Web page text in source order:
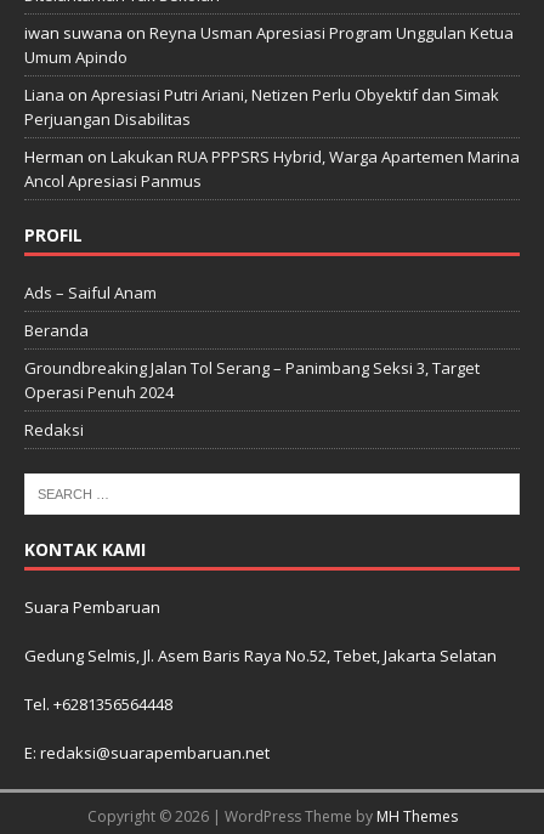
iwan suwana on Reyna Usman Apresiasi Program Unggulan Ketua
Umum Apindo
Liana on Apresiasi Putri Ariani, Netizen Perlu Obyektif dan Simak
Perjuangan Disabilitas
Herman on Lakukan RUA PPPSRS Hybrid, Warga Apartemen Marina
Ancol Apresiasi Panmus
PROFIL
Ads – Saiful Anam
Beranda
Groundbreaking Jalan Tol Serang – Panimbang Seksi 3, Target
Operasi Penuh 2024
Redaksi
KONTAK KAMI
Suara Pembaruan
Gedung Selmis, Jl. Asem Baris Raya No.52, Tebet, Jakarta Selatan
Tel. +6281356564448
E: redaksi@suarapembaruan.net
Copyright © 2026 | WordPress Theme by MH Themes